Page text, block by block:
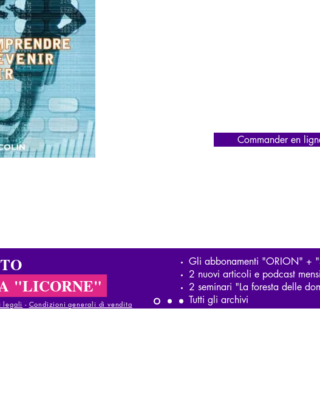
Commander en
"LICORNE"
legali - Condizioni generali di vendita
Gli abbonamenti "ORION" +
2 nuovi articoli e podcast
2 seminari "La foresta delle
Tutti gli archivi